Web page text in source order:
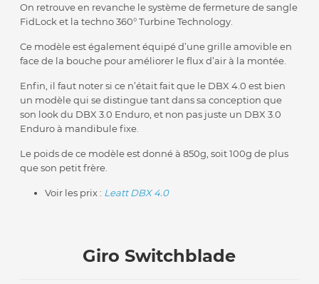
On retrouve en revanche le système de fermeture de sangle
FidLock et la techno 360° Turbine Technology.
Ce modèle est également équipé d’une grille amovible en
face de la bouche pour améliorer le flux d’air à la montée.
Enfin, il faut noter si ce n’était fait que le DBX 4.0 est bien
un modèle qui se distingue tant dans sa conception que
son look du DBX 3.0 Enduro, et non pas juste un DBX 3.0
Enduro à mandibule fixe.
Le poids de ce modèle est donné à 850g, soit 100g de plus
que son petit frère.
Voir les prix : Leatt DBX 4.0
Giro Switchblade